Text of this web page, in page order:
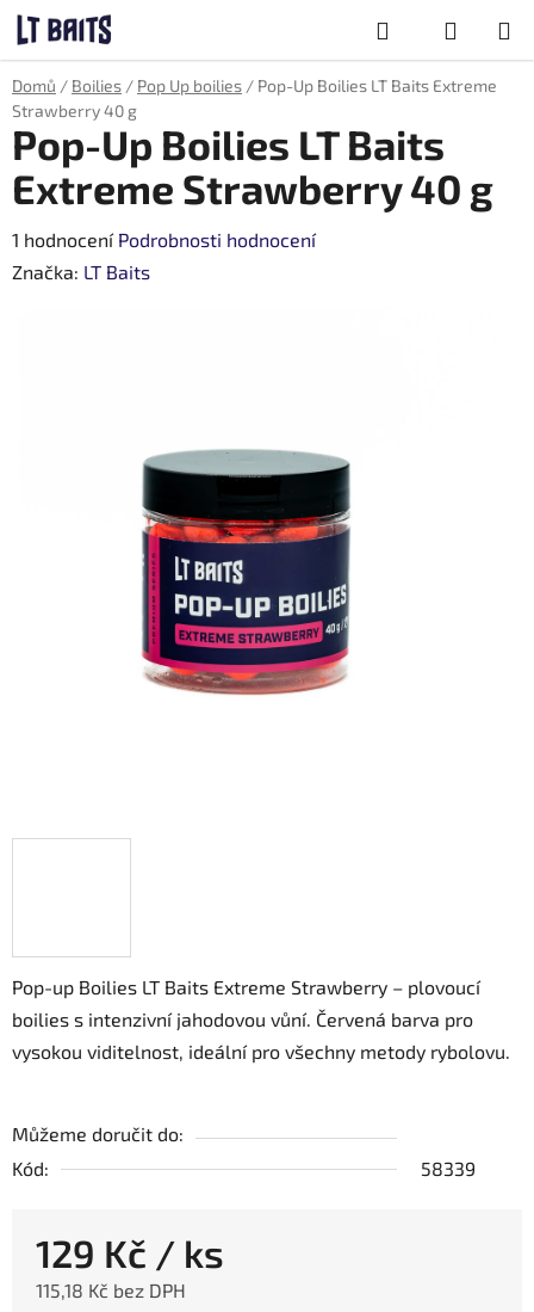
Přejít
obsah
NÁKUPNÍ
Domů / Boilies / Pop Up boilies / Pop-Up Boilies LT Baits Extreme
Strawberry 40 g
Pop-up Boilies LT Baits Extreme Strawberry – plovoucí
boilies s intenzivní jahodovou vůní. Červená barva pro
vysokou viditelnost, ideální pro všechny metody rybolovu.
Můžeme doručit do:
Kód:
58339
129 Kč / ks
115,18 Kč bez DPH
Pop-Up Boilies LT Baits
Extreme Strawberry 40 g
Průměrné
hodnocení
1 hodnocení Podrobnosti hodnocení
Značka: LT Baits